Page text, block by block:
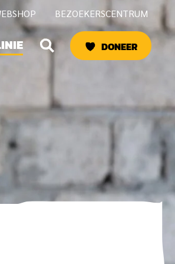
BEZOEKERSCENTRUM
Zoeken DONEER